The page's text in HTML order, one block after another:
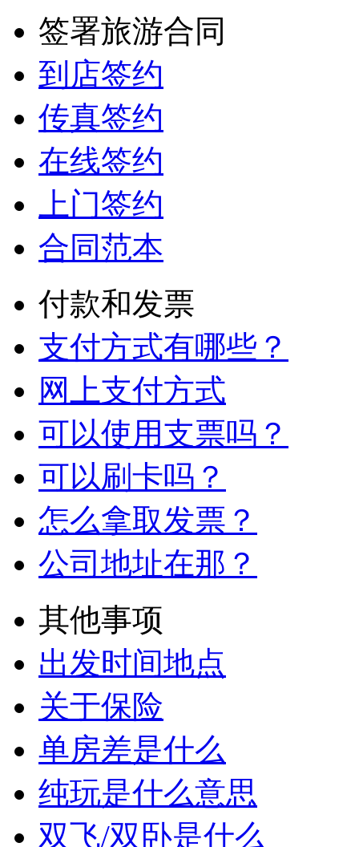
签署旅游合同
到店签约
传真签约
在线签约
上门签约
合同范本
付款和发票
支付方式有哪些？
网上支付方式
可以使用支票吗？
可以刷卡吗？
怎么拿取发票？
公司地址在那？
其他事项
出发时间地点
关于保险
单房差是什么
纯玩是什么意思
双飞/双卧是什么